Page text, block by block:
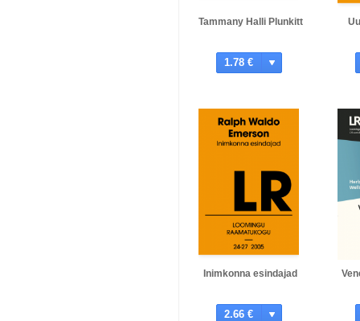
Tammany Halli Plunkitt
1.78 €
Inimkonna esindajad
2.66 €